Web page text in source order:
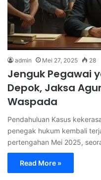
admin Mei 27, 2025 28
Jenguk Pegawai
Depok, Jaksa
Waspada
Pendahuluan Kasus
penegak hukum kembali
pertengahan Mei 2025,
Read More »